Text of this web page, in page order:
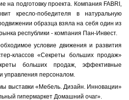
на подготовку проекта. Компания FABRI,
кресло-победителя в натуральную
образца взяла на себя один из
республики - компания Пан-Инвест.
условие движения и развития
классов «Секреты больших продаж»
больших продаж, эффективные
управления персоналом.
выставки «Мебель. Дизайн. Инновации»
гипермаркет Домашний очаг».